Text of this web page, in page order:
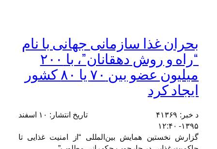
بحران غذا سازمانی جهانی با نام
“راه و روش دهقانان”، با ۲۰۰
میلیون عضو بین ۷۰ یا ۸۰ کشور
ایجاد کرد
د خبر: ۴۱۳۶۹ تاریخ انتشار:
۱۰ اسفند
۱۳۹۵- ۱۲:۴۰
گزارش نخستین همایش بین‌المللی “از امنیت غذایی تا